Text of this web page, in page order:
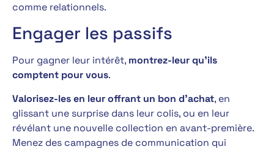
comme relationnels.
Engager les passifs
Pour gagner leur intérêt, montrez-leur qu’ils
comptent pour vous.
Valorisez-les en leur offrant un bon d’achat, en
glissant une surprise dans leur colis, ou en leur
révélant une nouvelle collection en avant-première.
Menez des campagnes de communication qui